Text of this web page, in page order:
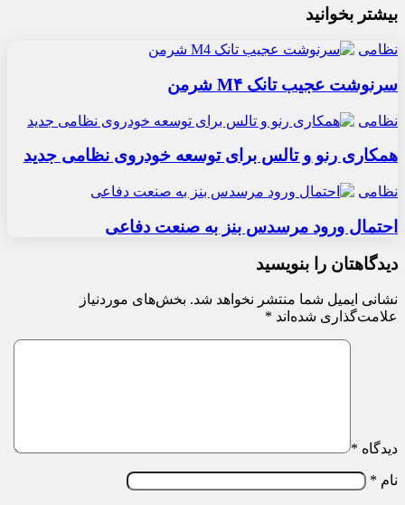
بیشتر بخوانید
نظامی
سرنوشت عجیب تانک M۴ شرمن
نظامی
همکاری رنو و تالس برای توسعه خودروی نظامی جدید
نظامی
احتمال ورود مرسدس بنز به صنعت دفاعی
دیدگاهتان را بنویسید
نشانی ایمیل شما منتشر نخواهد شد. بخش‌های موردنیاز
علامت‌گذاری شده‌اند *
دیدگاه *
نام *